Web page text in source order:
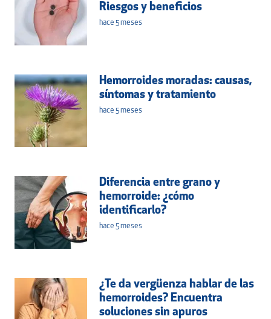
Riesgos y beneficios
hace 5 meses
Hemorroides moradas: causas,
síntomas y tratamiento
hace 5 meses
Diferencia entre grano y
hemorroide: ¿cómo
identificarlo?
hace 5 meses
¿Te da vergüenza hablar de las
hemorroides? Encuentra
soluciones sin apuros